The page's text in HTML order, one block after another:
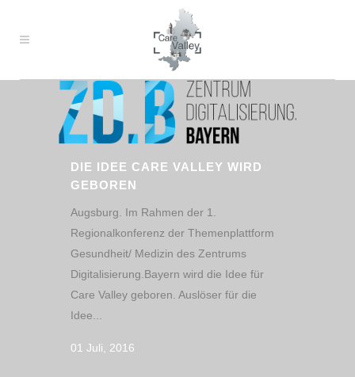
DIE IDEE CARE VALLEY WIRD
GEBOREN
Augsburg. Im Rahmen der 1.
Regionalkonferenz der Themenplattform
Gesundheit/ Medizin des Zentrums
Digitalisierung.Bayern wird die Idee für
Care Valley geboren. Auslöser für die
Idee...
01 Juli, 2016